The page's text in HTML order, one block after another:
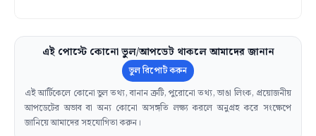
এই পোস্টে কোনো ভুল/আপডেট থাকলে আমাদের জানান
ভুল রিপোর্ট করুন
এই আর্টিকেলে কোনো ভুল তথ্য, বানান ত্রুটি, পুরোনো তথ্য, ভাঙা লিংক, প্রয়োজনীয়
আপডেটের অভাব বা অন্য কোনো অসঙ্গতি লক্ষ্য করলে অনুগ্রহ করে সংক্ষেপে
জানিয়ে আমাদের সহযোগিতা করুন।